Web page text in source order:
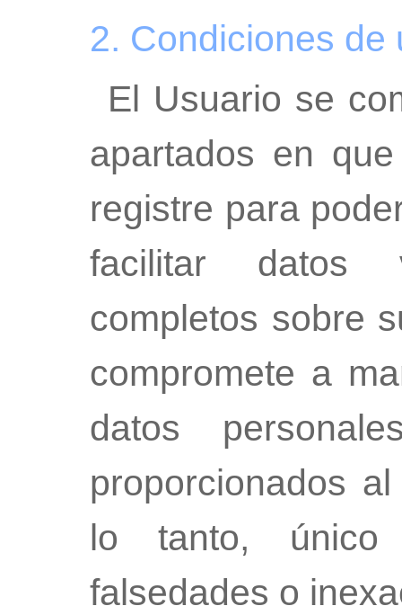
2. Condiciones de
El Usuario se
apartados en
registre para
facilitar datos
completos sobre
compromete a
datos
proporcionados
lo tanto, único
falsedades o